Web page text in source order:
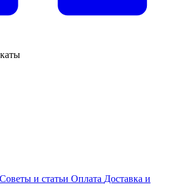
Советы и статьи Оплата Доставка и